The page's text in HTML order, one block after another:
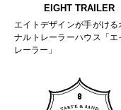
EIGHT TRAILER
エイトデザインが手がける
ナルトレーラーハウス「エ
レーラー」